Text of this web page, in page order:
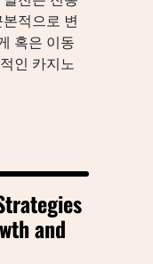
적으로 변
혹은 이동
인 카지노
and